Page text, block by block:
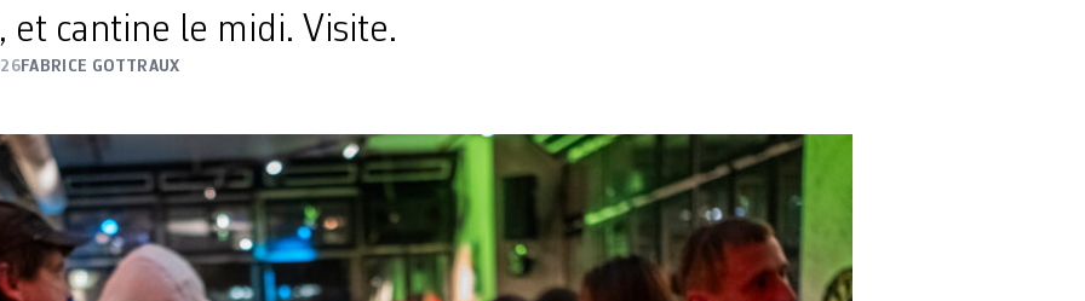
et cantine le midi. Visite.
FABRICE GOTTRAUX